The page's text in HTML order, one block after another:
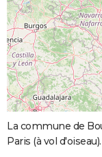
La commune de
Paris (à vol d'oiseau).